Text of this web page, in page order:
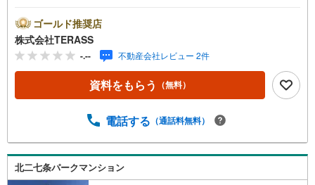
の場合）・がん100％保障団信が【金利上乗せなし】で加入
可能！・頭金0円でも可能！・諸費用も、物件価格の10％ま
では融資可能！※2026年8月現在■常駐管理の新耐震基準マ
ンション■LDKを含む3部屋がバルコニーに面した設計■LD
と隣接する和室は一体利用が可能な間取り■和室にウォーク
イン押入れあり【リフォーム内容】○新規交換:システムキ
ー○張替:フローリング/CF/クロス○半畳新畳取替え○シーリ
ゴールド推奨店
株式会社TERASS
-.-- 不動産会社レビュー 2件
資料をもらう （無料）
電話する （通話料無料）
北二七条パークマンション